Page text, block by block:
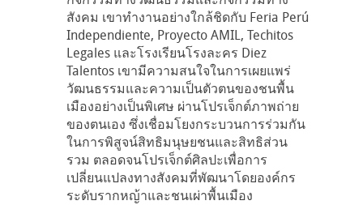
สังคม เขาทำงานอย่างใกล้ชิดกับ Feria Perú
Independiente, Proyecto AMIL, Techitos
Legales และโรงเรียนโรงละคร Diez
Talentos เขามีความสนใจในการเผยแพร่
วัฒนธรรมและความเป็นตัวตนของชนพื้น
เมืองอย่างเป็นพิเศษ ผ่านโปรเจ็กต์ภาพถ่าย
ของตนเอง ซึ่งเชื่อมโยงกระบวนการร่วมกัน
ในการพิสูจน์สิทธิมนุษยชนและสิทธิส่วน
รวม ตลอดจนโปรเจ็กต์ศิลปะเพื่อการ
เปลี่ยนแปลงทางสังคมที่พัฒนาโดยองค์กร
ระดับรากหญ้าและชนเผ่าพื้นเมือง